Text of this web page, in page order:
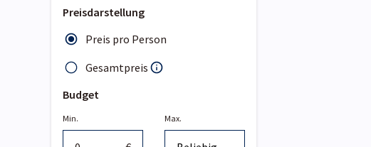
Preisdarstellung
Preis pro Person
Gesamtpreis
Budget
Min. Max.